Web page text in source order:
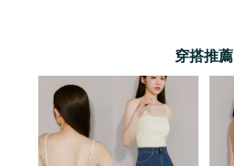
穿搭推薦